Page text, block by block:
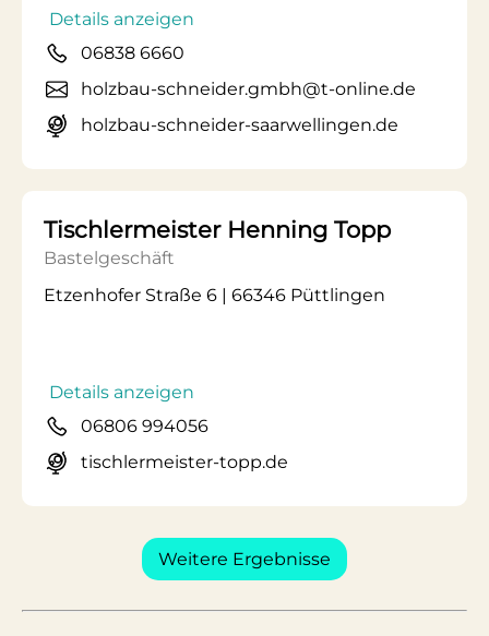
Details anzeigen
06838 6660
holzbau-schneider.gmbh@t-online.de
holzbau-schneider-saarwellingen.de
Tischlermeister Henning Topp
Bastelgeschäft
Etzenhofer Straße 6 | 66346 Püttlingen
Details anzeigen
06806 994056
tischlermeister-topp.de
Weitere Ergebnisse